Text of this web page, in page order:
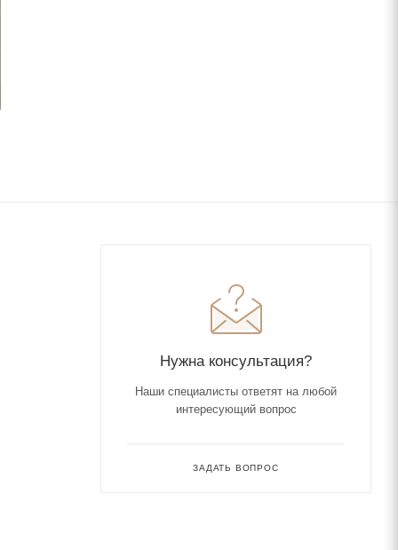
Нужна консультация?
Наши специалисты ответят на любой
интересующий вопрос
ЗАДАТЬ ВОПРОС